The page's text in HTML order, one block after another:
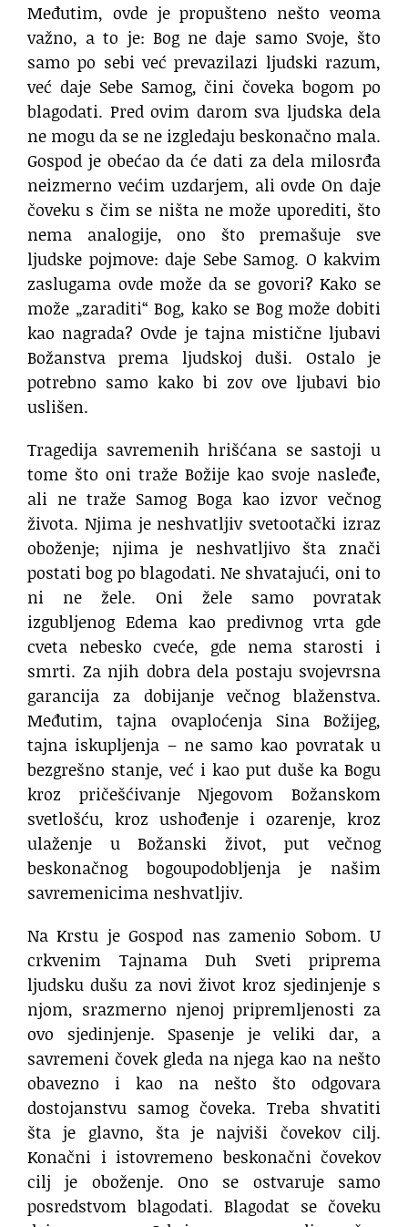
Međutim, ovde je propušteno nešto veoma
važno, a to je: Bog ne daje samo Svoje, što
samo po sebi već prevazilazi ljudski razum,
već daje Sebe Samog, čini čoveka bogom po
blagodati. Pred ovim darom sva ljudska dela
ne mogu da se ne izgledaju beskonačno mala.
Gospod je obećao da će dati za dela milosrđa
neizmerno većim uzdarjem, ali ovde On daje
čoveku s čim se ništa ne može uporediti, što
nema analogije, ono što premašuje sve
ljudske pojmove: daje Sebe Samog. O kakvim
zaslugama ovde može da se govori? Kako se
može „zaraditi“ Bog, kako se Bog može dobiti
kao nagrada? Ovde je tajna mistične ljubavi
Božanstva prema ljudskoj duši. Ostalo je
potrebno samo kako bi zov ove ljubavi bio
uslišen.
Tragedija savremenih hrišćana se sastoji u
tome što oni traže Božije kao svoje nasleđe,
ali ne traže Samog Boga kao izvor večnog
života. Njima je neshvatljiv svetootački izraz
oboženje; njima je neshvatljivo šta znači
postati bog po blagodati. Ne shvatajući, oni to
ni ne žele. Oni žele samo povratak
izgubljenog Edema kao predivnog vrta gde
cveta nebesko cveće, gde nema starosti i
smrti. Za njih dobra dela postaju svojevrsna
garancija za dobijanje večnog blaženstva.
Međutim, tajna ovaploćenja Sina Božijeg,
tajna iskupljenja – ne samo kao povratak u
bezgrešno stanje, već i kao put duše ka Bogu
kroz pričešćivanje Njegovom Božanskom
svetlošću, kroz ushođenje i ozarenje, kroz
ulaženje u Božanski život, put večnog
beskonačnog bogoupodobljenja je našim
savremenicima neshvatljiv.
Na Krstu je Gospod nas zamenio Sobom. U
crkvenim Tajnama Duh Sveti priprema
ljudsku dušu za novi život kroz sjedinjenje s
njom, srazmerno njenoj pripremljenosti za
ovo sjedinjenje. Spasenje je veliki dar, a
savremeni čovek gleda na njega kao na nešto
obavezno i kao na nešto što odgovara
dostojanstvu samog čoveka. Treba shvatiti
šta je glavno, šta je najviši čovekov cilj.
Konačni i istovremeno beskonačni čovekov
cilj je oboženje. Ono se ostvaruje samo
posredstvom blagodati. Blagodat se čoveku